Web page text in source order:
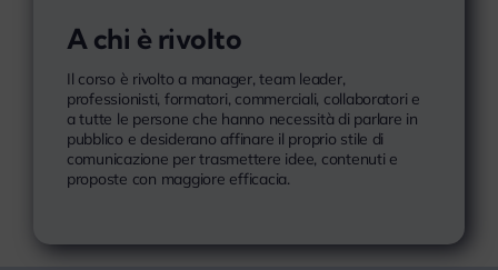
A chi è rivolto
Il corso è rivolto a manager, team leader,
professionisti, formatori, commerciali, collaboratori e
a tutte le persone che hanno necessità di parlare in
pubblico e desiderano affinare il proprio stile di
comunicazione per trasmettere idee, contenuti e
proposte con maggiore efficacia.